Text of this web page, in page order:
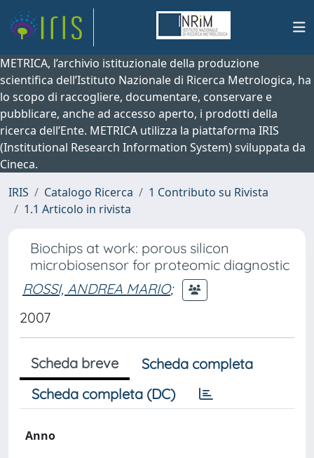
METRICA, l’archivio istituzionale della produzione
scientifica dell’Istituto Nazionale di Ricerca Metrologica, ha
lo scopo di raccogliere, documentare, conservare e
pubblicare, anche ad accesso aperto, i prodotti della
ricerca dell’Ente. METRICA utilizza la piattaforma IRIS
(Institutional Research Information System) sviluppata da
Cineca.
IRIS
Catalogo Ricerca
1 Contributo su Rivista
1.1 Articolo in rivista
Biochips at work: porous silicon
microbiosensor for proteomic diagnostic
ROSSI, ANDREA MARIO;
2007
Scheda breve
Scheda completa
Scheda completa (DC)
Anno